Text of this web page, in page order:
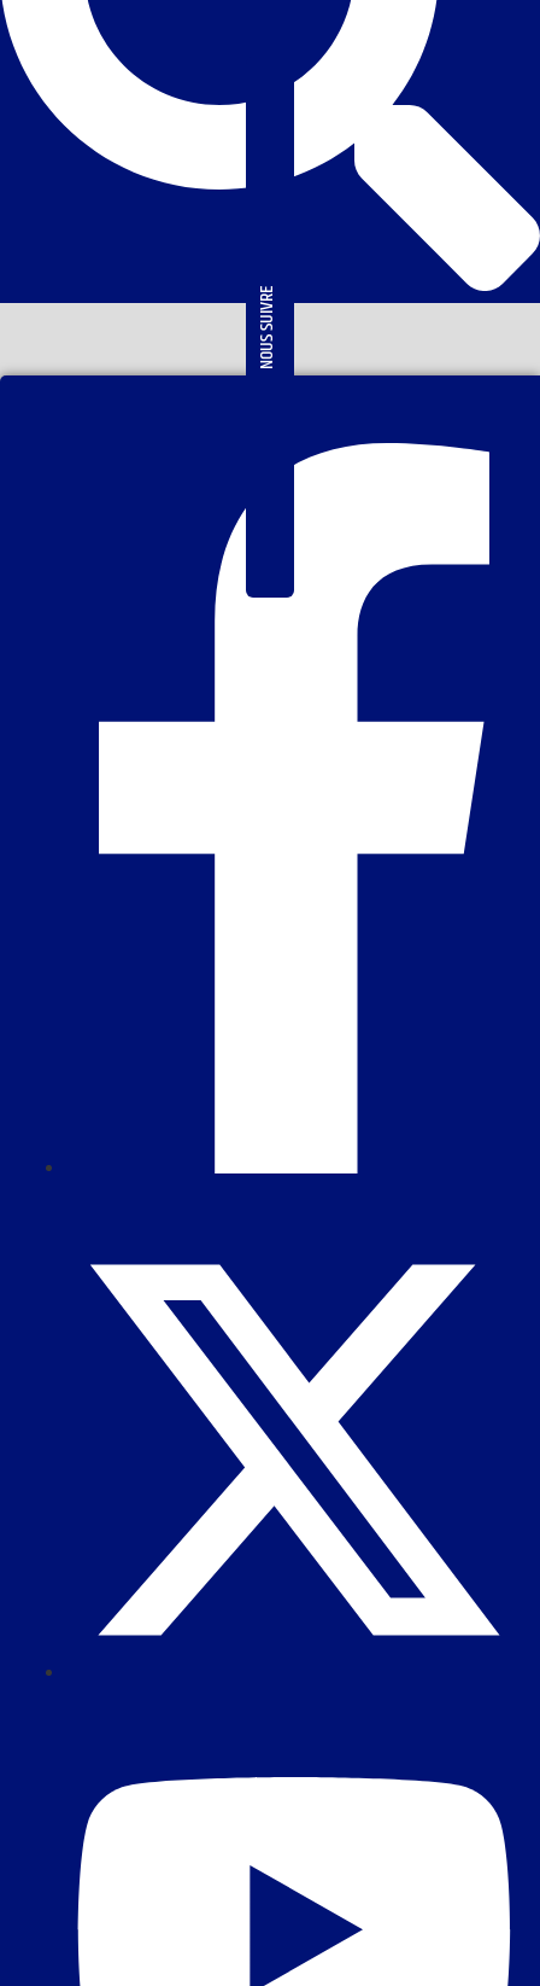
NOUS SUIVRE